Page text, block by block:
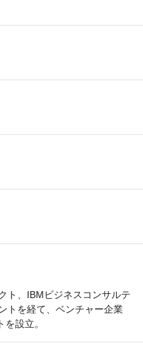
ト、IBMビジネスコンサルテ
トを経て、ベンチャー企業
設立。